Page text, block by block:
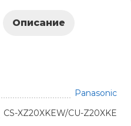
Описание
Panasonic
CS-XZ20XKEW/CU-Z20XKE